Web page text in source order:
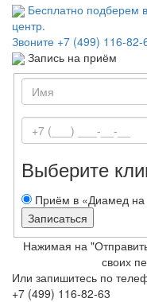
Бесплатно подберем
центр.
Звоните +7 (499) 116-82-
Запись на приём
Выберите
Приём в «Диамед
Нажимая на
своих
Или запишитесь по
+7 (499) 116-82-63